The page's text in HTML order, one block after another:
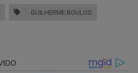
GUILHERME BOULOS